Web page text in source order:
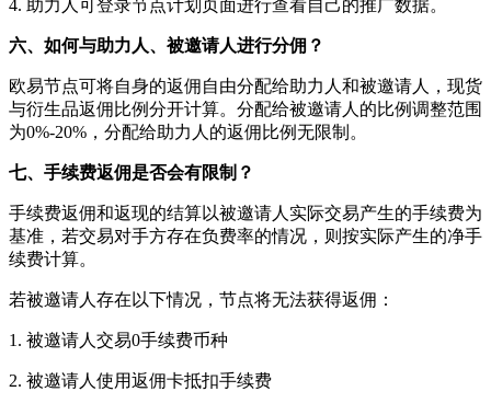
4. 助力人可登录节点计划页面进行查看自己的推广数据。
六、如何与助力人、被邀请人进行分佣？
欧易节点可将自身的返佣自由分配给助力人和被邀请人，现货
与衍生品返佣比例分开计算。分配给被邀请人的比例调整范围
为0%-20%，分配给助力人的返佣比例无限制。
七、手续费返佣是否会有限制？
手续费返佣和返现的结算以被邀请人实际交易产生的手续费为
基准，若交易对手方存在负费率的情况，则按实际产生的净手
续费计算。
若被邀请人存在以下情况，节点将无法获得返佣：
1. 被邀请人交易0手续费币种
2. 被邀请人使用返佣卡抵扣手续费